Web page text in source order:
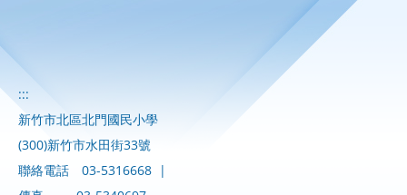
:::
新竹市北區北門國民小學
(300)新竹市水田街33號
聯絡電話
03-5316668 |